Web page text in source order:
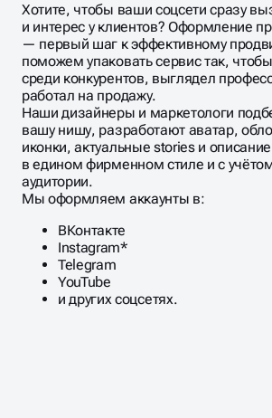
Хотите, чтобы ваши соцсети сразу
и интерес у клиентов? Оформление
— первый шаг к эффективному
поможем упаковать сервис так,
среди конкурентов, выглядел
работал на продажу.
Наши дизайнеры и маркетологи
вашу нишу, разработают аватар,
иконки, актуальные stories и
в едином фирменном стиле и с
аудитории.
Мы оформляем аккаунты в:
ВКонтакте
Instagram*
Telegram
YouTube
и других соцсетях.